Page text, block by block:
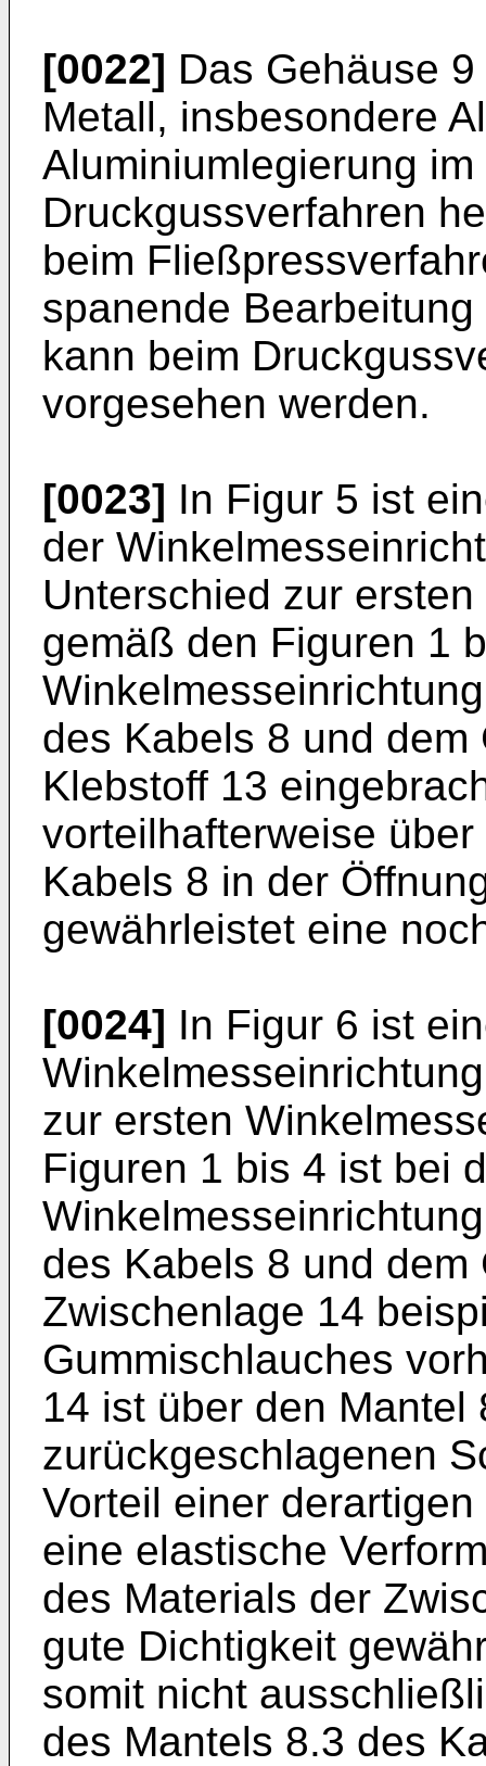
[0022] Das Gehäuse
Metall, insbesondere
Aluminiumlegierung
Druckgussverfahren
beim
spanende
kann beim
vorgesehen werden.
[0023] In Figur 5 ist
der
Unterschied zur
gemäß den Figuren 1
des Kabels 8 und
Klebstoff 13
vorteilhafterweise
Kabels 8 in der
gewährleistet eine
[0024] In Figur 6 ist
zur ersten
Figuren 1 bis 4 ist bei
des Kabels 8 und
Zwischenlage 14
Gummischlauches
14 ist über den
zurückgeschlagenen
Vorteil einer
eine elastische
des Materials der
gute Dichtigkeit
somit nicht
des Mantels 8.3 des